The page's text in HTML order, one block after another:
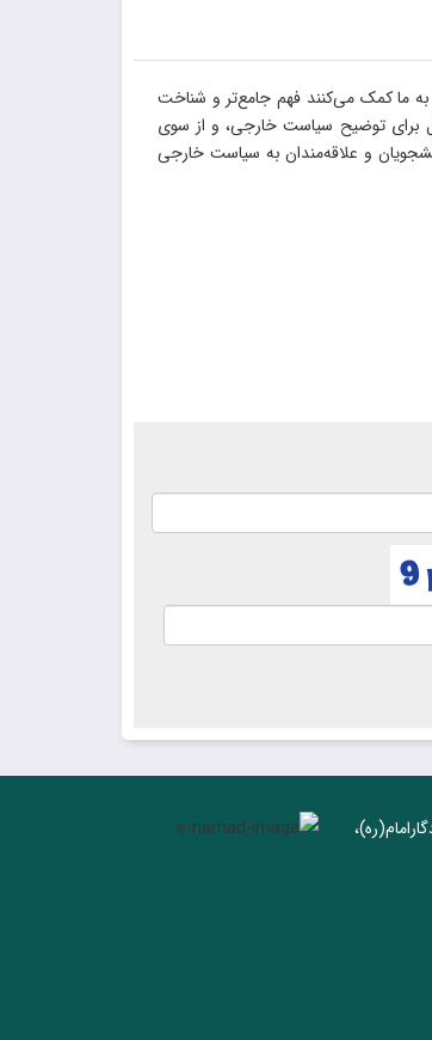
ما کمک می‌کنند فهم جامع‌تر و شناخت
برای توضیح سیاست خارجی، و از سوی
و علاقه‌مندان به سیاست خارجی